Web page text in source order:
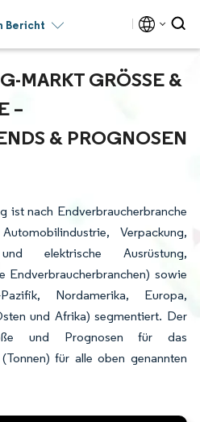
Bericht
MARKT GRÖSSE & A
W
& PROGNOSEN (
ist nach Endverbraucherbranche
Verpackung,
elektrische Ausrüstung,
Endverbraucherbranchen) sowie
Nordamerika, Europa,
und Afrika) segmentiert. Der
und Prognosen für das
für alle oben genannten